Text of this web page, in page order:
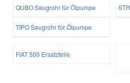
QUBO Saugrohr für Ölpumpe
TIPO Saugrohr für Ölpumpe
FIAT 500 Ersatzteile